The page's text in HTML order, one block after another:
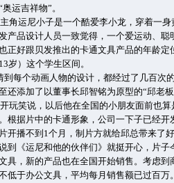
运吉祥物”。
角运尼小子是一个酷爱李小龙，穿着一
产品设计人员一致觉得，一个爱运动、
正好跟贝发推出的卡通文具产品的年龄
岁）这个学生区间。
到每个动画人物的设计，都经过了几百次
还添加了以董事长邱智铭为原型的“邱老
玩笑说，以后他在全国的小朋友面前也
根据片中的卡通形象，公司一下子已经
开播不到1个月，制片方就给邱总带来了
到《运尼和他的伙伴们》就挺开心，片
具，新的产品也在全国开始销售。考虑
低于办公文具，平均每月销售额已过百